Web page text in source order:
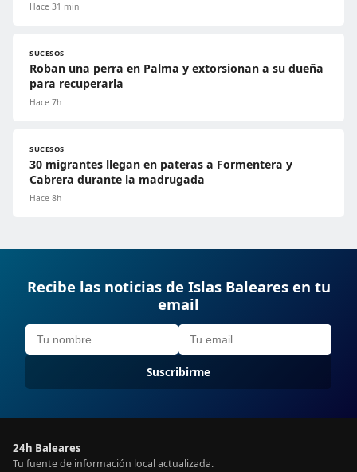
Hace 31 min
SUCESOS
Roban una perra en Palma y extorsionan a su dueña
para recuperarla
Hace 7h
SUCESOS
30 migrantes llegan en pateras a Formentera y
Cabrera durante la madrugada
Hace 8h
Recibe las noticias de Islas Baleares en tu
email
Suscribirme
24h Baleares
Tu fuente de información local actualizada.